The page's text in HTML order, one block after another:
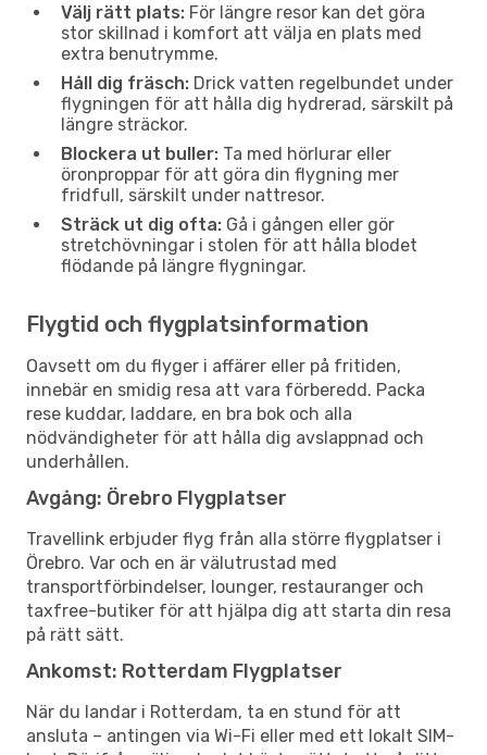
Välj rätt plats: För längre resor kan det göra
stor skillnad i komfort att välja en plats med
extra benutrymme.
Håll dig fräsch: Drick vatten regelbundet under
flygningen för att hålla dig hydrerad, särskilt på
längre sträckor.
Blockera ut buller: Ta med hörlurar eller
öronproppar för att göra din flygning mer
fridfull, särskilt under nattresor.
Sträck ut dig ofta: Gå i gången eller gör
stretchövningar i stolen för att hålla blodet
flödande på längre flygningar.
Flygtid och flygplatsinformation
Oavsett om du flyger i affärer eller på fritiden,
innebär en smidig resa att vara förberedd. Packa
rese kuddar, laddare, en bra bok och alla
nödvändigheter för att hålla dig avslappnad och
underhållen.
Avgång: Örebro Flygplatser
Travellink erbjuder flyg från alla större flygplatser i
Örebro. Var och en är välutrustad med
transportförbindelser, lounger, restauranger och
taxfree-butiker för att hjälpa dig att starta din resa
på rätt sätt.
Ankomst: Rotterdam Flygplatser
När du landar i Rotterdam, ta en stund för att
ansluta – antingen via Wi-Fi eller med ett lokalt SIM-